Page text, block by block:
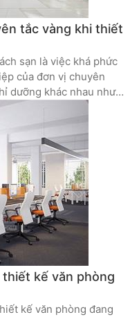
tắc vàng khi thiết
sạn là việc khá phức
của đơn vị chuyên
dưỡng khác nhau như
hay khách sạn nhiều
chí và phong cách thiết
với nhu cầu và chi phí
kế văn phòng
kế văn phòng đang